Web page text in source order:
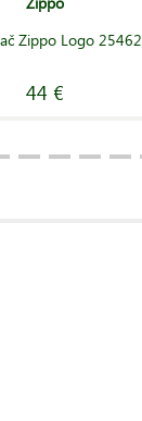
Zippo Logo 25462
44 €